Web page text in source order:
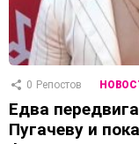
0 Репостов
Едва
Пугачеву и